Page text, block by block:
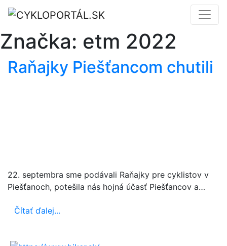
Značka: etm 2022
Raňajky Piešťancom chutili
22. septembra sme podávali Raňajky pre cyklistov v
Piešťanoch, potešila nás hojná účasť Piešťancov a…
Čítať ďalej...